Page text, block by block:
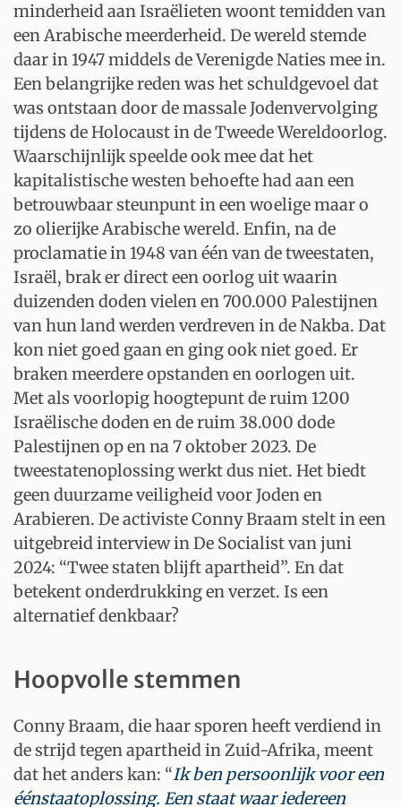
minderheid aan Israëlieten woont temidden van
een Arabische meerderheid. De wereld stemde
daar in 1947 middels de Verenigde Naties mee in.
Een belangrijke reden was het schuldgevoel dat
was ontstaan door de massale Jodenvervolging
tijdens de Holocaust in de Tweede Wereldoorlog.
Waarschijnlijk speelde ook mee dat het
kapitalistische westen behoefte had aan een
betrouwbaar steunpunt in een woelige maar o
zo olierijke Arabische wereld. Enfin, na de
proclamatie in 1948 van één van de tweestaten,
Israël, brak er direct een oorlog uit waarin
duizenden doden vielen en 700.000 Palestijnen
van hun land werden verdreven in de Nakba. Dat
kon niet goed gaan en ging ook niet goed. Er
braken meerdere opstanden en oorlogen uit.
Met als voorlopig hoogtepunt de ruim 1200
Israëlische doden en de ruim 38.000 dode
Palestijnen op en na 7 oktober 2023. De
tweestatenoplossing werkt dus niet. Het biedt
geen duurzame veiligheid voor Joden en
Arabieren. De activiste Conny Braam stelt in een
uitgebreid interview in De Socialist van juni
2024: “Twee staten blijft apartheid”. En dat
betekent onderdrukking en verzet. Is een
alternatief denkbaar?
Hoopvolle stemmen
Conny Braam, die haar sporen heeft verdiend in
de strijd tegen apartheid in Zuid-Afrika, meent
dat het anders kan: “Ik ben persoonlijk voor een
éénstaatoplossing. Een staat waar iedereen